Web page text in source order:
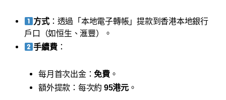
方式：透過「本地電子轉帳」提款到香港本地銀行
戶口（如恒生、滙豐）。
手續費：
每月首次出金：免費。
額外提款：每次約 95港元。